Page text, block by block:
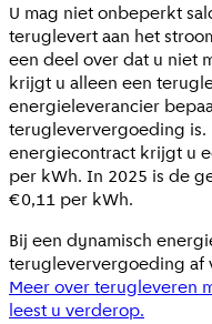
U mag niet onbeperkt
teruglevert aan het
een deel over dat u niet
krijgt u alleen een
energieleverancier
terugleververgoeding is.
energiecontract krijgt u
per kWh. In 2025 is de
€0,11 per kWh.
Bij een dynamisch
terugleververgoeding af
Meer over terugleveren
leest u verderop.